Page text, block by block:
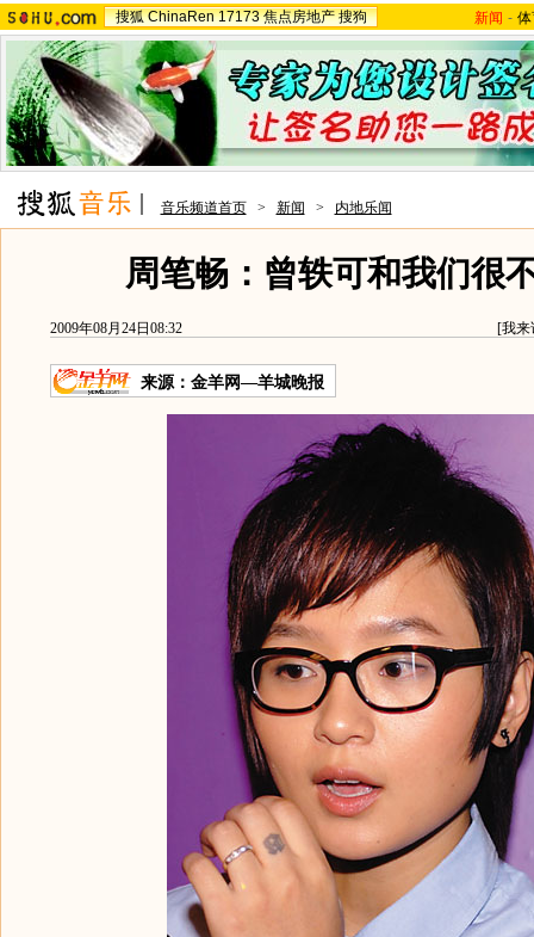
搜狐 ChinaRen 17173 焦点房地产 搜狗 新闻 -
音乐频道首页 > 新闻 > 内地乐闻
周笔畅：曾轶可和我们很
2009年08月24日08:32 [我来
来源： 金羊网—羊城晚报